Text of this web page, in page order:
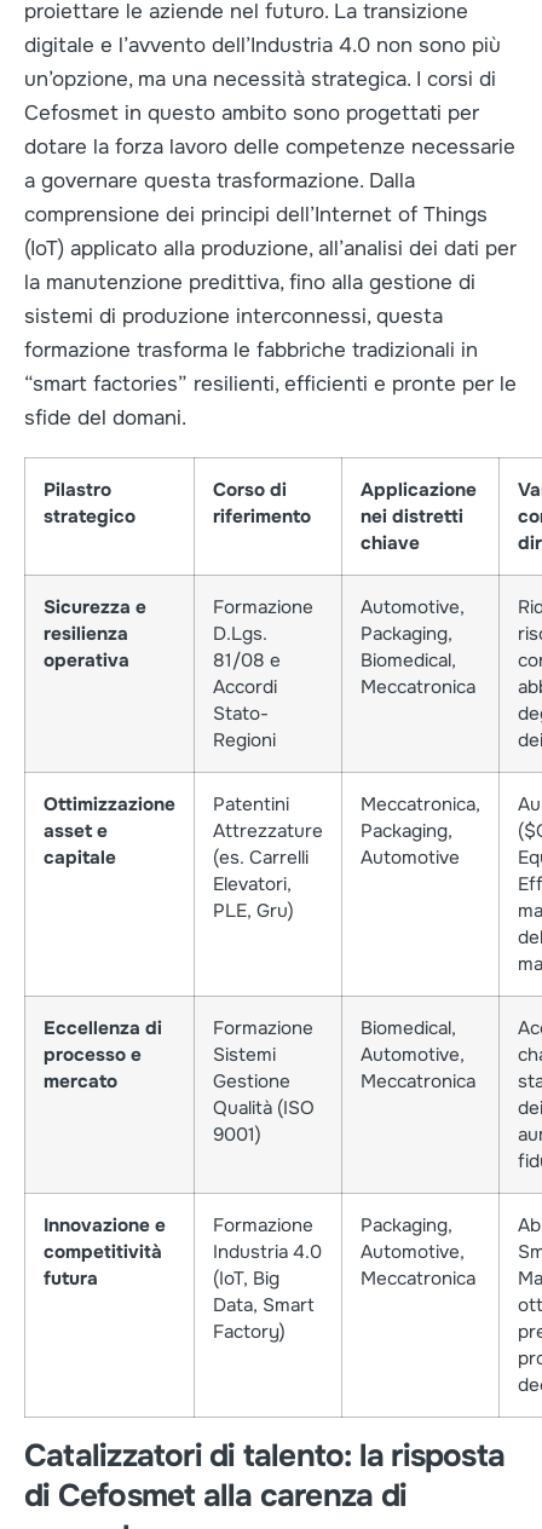
proiettare le aziende nel futuro. La transizione
digitale e l’avvento dell’Industria 4.0 non sono più
un’opzione, ma una necessità strategica. I corsi di
Cefosmet in questo ambito sono progettati per
dotare la forza lavoro delle competenze necessarie
a governare questa trasformazione. Dalla
comprensione dei principi dell’Internet of Things
(IoT) applicato alla produzione, all’analisi dei dati per
la manutenzione predittiva, fino alla gestione di
sistemi di produzione interconnessi, questa
formazione trasforma le fabbriche tradizionali in
“smart factories” resilienti, efficienti e pronte per le
sfide del domani.
Pilastro
strategico
Corso di
riferimento
Applicazione
nei distretti
chiave
Sicurezza e
resilienza
operativa
Formazione
D.Lgs.
81/08 e
Accordi
Stato-
Regioni
Automotive,
Packaging,
Biomedical,
Meccatronica
Ottimizzazione
asset e
capitale
Patentini
Attrezzature
(es. Carrelli
Elevatori,
PLE, Gru)
Meccatronica,
Packaging,
Automotive
(
Eccellenza di
processo e
mercato
Formazione
Sistemi
Gestione
Qualità (ISO
9001)
Biomedical,
Automotive,
Meccatronica
Innovazione e
competitività
futura
Formazione
Industria 4.0
(IoT, Big
Data, Smart
Factory)
Packaging,
Automotive,
Meccatronica
Catalizzatori di talento: la risposta
di Cefosmet alla carenza di